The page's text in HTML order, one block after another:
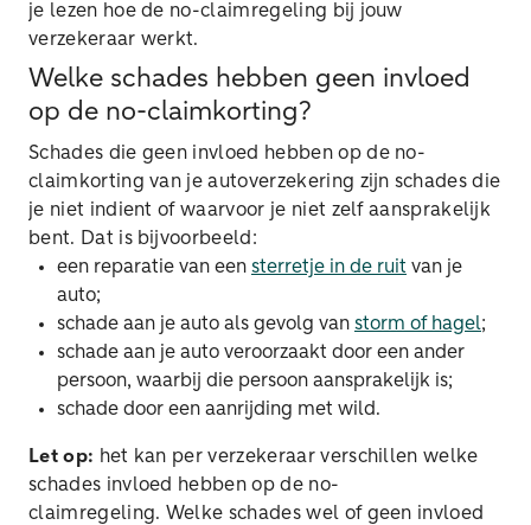
je lezen hoe de no-claimregeling bij jouw
verzekeraar werkt.
Welke schades hebben geen invloed
op de no-claimkorting?
Schades die geen invloed hebben op de no-
claimkorting van je autoverzekering zijn schades die
je niet indient of waarvoor je niet zelf aansprakelijk
bent. Dat is bijvoorbeeld:
een reparatie van een sterretje in de ruit van je
auto;
schade aan je auto als gevolg van storm of hagel;
schade aan je auto veroorzaakt door een ander
persoon, waarbij die persoon aansprakelijk is;
schade door een aanrijding met wild.
Let op: het kan per verzekeraar verschillen welke
schades invloed hebben op de no-
claimregeling. Welke schades wel of geen invloed